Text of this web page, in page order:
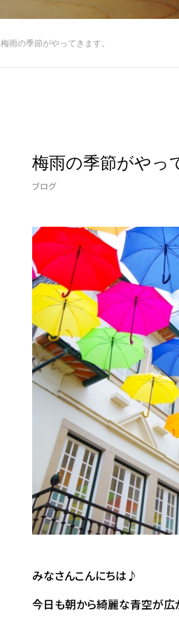
梅雨の季節がやってきます。
梅雨の季節がやっ
ブログ
みなさんこんにちは♪
今日も朝から綺麗な青空が広